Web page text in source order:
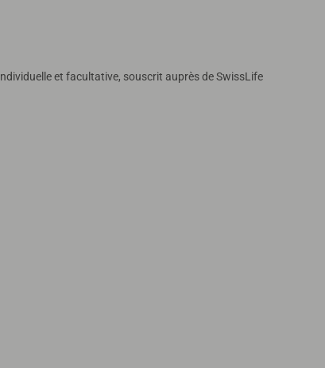
et facultative, souscrit auprès de SwissLife